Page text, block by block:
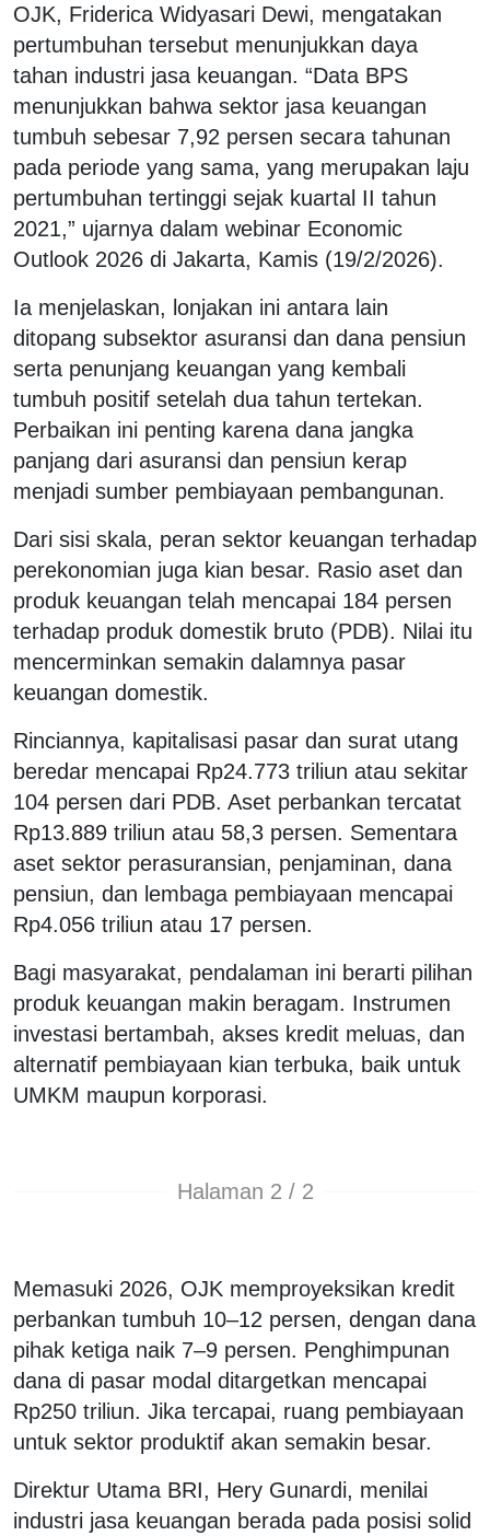
OJK, Friderica Widyasari Dewi, mengatakan
pertumbuhan tersebut menunjukkan daya
tahan industri jasa keuangan. “Data BPS
menunjukkan bahwa sektor jasa keuangan
tumbuh sebesar 7,92 persen secara tahunan
pada periode yang sama, yang merupakan laju
pertumbuhan tertinggi sejak kuartal II tahun
2021,” ujarnya dalam webinar Economic
Outlook 2026 di Jakarta, Kamis (19/2/2026).
Ia menjelaskan, lonjakan ini antara lain
ditopang subsektor asuransi dan dana pensiun
serta penunjang keuangan yang kembali
tumbuh positif setelah dua tahun tertekan.
Perbaikan ini penting karena dana jangka
panjang dari asuransi dan pensiun kerap
menjadi sumber pembiayaan pembangunan.
Dari sisi skala, peran sektor keuangan terhadap
perekonomian juga kian besar. Rasio aset dan
produk keuangan telah mencapai 184 persen
terhadap produk domestik bruto (PDB). Nilai itu
mencerminkan semakin dalamnya pasar
keuangan domestik.
Rinciannya, kapitalisasi pasar dan surat utang
beredar mencapai Rp24.773 triliun atau sekitar
104 persen dari PDB. Aset perbankan tercatat
Rp13.889 triliun atau 58,3 persen. Sementara
aset sektor perasuransian, penjaminan, dana
pensiun, dan lembaga pembiayaan mencapai
Rp4.056 triliun atau 17 persen.
Bagi masyarakat, pendalaman ini berarti pilihan
produk keuangan makin beragam. Instrumen
investasi bertambah, akses kredit meluas, dan
alternatif pembiayaan kian terbuka, baik untuk
UMKM maupun korporasi.
Halaman 2 / 2
Memasuki 2026, OJK memproyeksikan kredit
perbankan tumbuh 10–12 persen, dengan dana
pihak ketiga naik 7–9 persen. Penghimpunan
dana di pasar modal ditargetkan mencapai
Rp250 triliun. Jika tercapai, ruang pembiayaan
untuk sektor produktif akan semakin besar.
Direktur Utama BRI, Hery Gunardi, menilai
industri jasa keuangan berada pada posisi solid